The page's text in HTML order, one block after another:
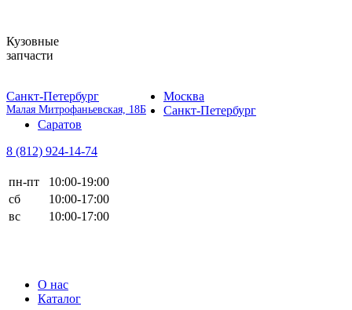
Кузовные
запчасти
Санкт-Петербург
Малая Митрофаньевская, 18Б
Москва
Санкт-Петербург
Саратов
8 (812) 924-14-74
пн-пт
10:00-19:00
сб
10:00-17:00
вс
10:00-17:00
О нас
Каталог